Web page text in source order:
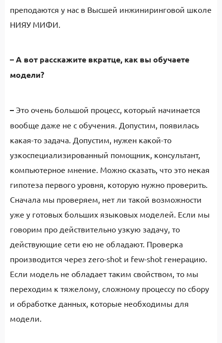
преподаются у нас в Высшей инжиниринговой школе
НИЯУ МИФИ.
–А вот расскажите вкратце, как вы обучаете
модели?
– Это очень большой процесс, который начинается
вообще даже не с обучения. Допустим, появилась
какая-то задача. Допустим, нужен какой-то
узкоспециализированный помощник, консультант,
компьютерное мнение. Можно сказать, что это некая
гипотеза первого уровня, которую нужно проверить.
Сначала мы проверяем, нет ли такой возможности
уже у готовых больших языковых моделей. Если мы
говорим про действительно узкую задачу, то
действующие сети ею не обладают. Проверка
производится через zero-shot и few-shot генерацию.
Если модель не обладает таким свойством, то мы
переходим к тяжелому, сложному процессу по сбору
и обработке данных, которые необходимы для
модели.